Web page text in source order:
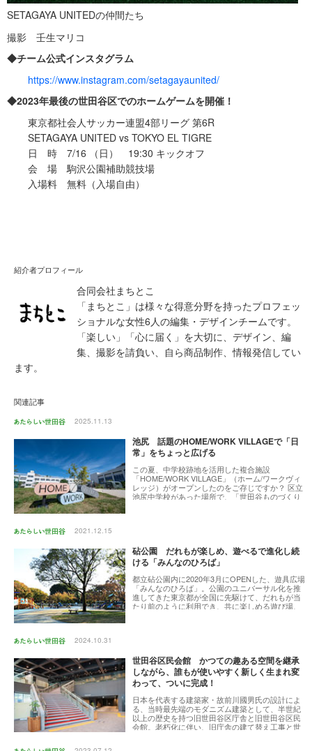
SETAGAYA UNITEDの仲間たち
撮影 壬生マリコ
◆チーム公式インスタグラム
https://www.instagram.com/setagayaunited/
◆2023年最後の世田谷区でのホームゲームを開催！
東京都社会人サッカー連盟4部リーグ 第6R
SETAGAYA UNITED vs TOKYO EL TIGRE
日 時 7/16 （日） 19:30 キックオフ
会 場 駒沢公園補助競技場
入場料 無料（入場自由）
紹介者プロフィール
合同会社まちとこ
「まちとこ」は様々な得意分野を持ったプロフェッ
ショナルな女性6人の編集・デザインチームです。
「楽しい」「心に届く」を大切に、デザイン、編
集、撮影を請負い、自ら商品制作、情報発信してい
ます。
関連記事
2025.11.13
池尻 話題のHOME/WORK VILLAGEで「日
常」をちょっと広げる
この夏、中学校跡地を活用した複合施設
「HOME/WORK VILLAGE」（ホーム/ワークヴィ
レッジ）がオープンしたのをご存じですか？ 区立
池尻中学校があった場所で、「世田谷ものづくり
まれ変わりました。人と人がつながり、「暮ら
し」と「働くこと」を充実させ、身近な課題に挑
んでいきたいという思いでスタートした場所で
す。世田谷区民がどんな楽しみ方ができるのかを
取材しました。
2021.12.15
砧公園 だれもが楽しめ、遊べるで進化し続
ける「みんなのひろば」
都立砧公園内に2020年3月にOPENした、遊具広場
「みんなのひろば」。公園のユニバーサル化を推
進してきた東京都が全国に先駆けて、だれもが当
たり前のように利用でき、共に楽しめる遊び場、
2024.10.31
世田谷区民会館 かつての趣ある空間を継承
しながら、誰もが使いやすく新しく生まれ変
わって、ついに完成！
日本を代表する建築家・故前川國男氏の設計によ
る、当時最先端のモダニズム建築として、半世紀
以上の歴史を持つ旧世田谷区庁舎と旧世田谷区民
会館。老朽化に伴い、旧庁舎の建て替え工事と世